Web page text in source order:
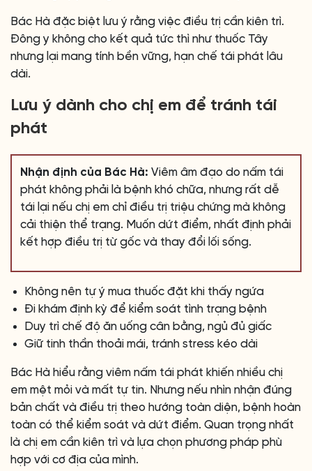
Bác Hà đặc biệt lưu ý rằng việc điều trị cần kiên trì.
Đông y không cho kết quả tức thì như thuốc Tây
nhưng lại mang tính bền vững, hạn chế tái phát lâu
dài.
Lưu ý dành cho chị em để tránh tái
phát
Nhận định của Bác Hà: Viêm âm đạo do nấm tái
phát không phải là bệnh khó chữa, nhưng rất dễ
tái lại nếu chị em chỉ điều trị triệu chứng mà không
cải thiện thể trạng. Muốn dứt điểm, nhất định phải
kết hợp điều trị từ gốc và thay đổi lối sống.
Không nên tự ý mua thuốc đặt khi thấy ngứa
Đi khám định kỳ để kiểm soát tình trạng bệnh
Duy trì chế độ ăn uống cân bằng, ngủ đủ giấc
Giữ tinh thần thoải mái, tránh stress kéo dài
Bác Hà hiểu rằng viêm nấm tái phát khiến nhiều chị
em mệt mỏi và mất tự tin. Nhưng nếu nhìn nhận đúng
bản chất và điều trị theo hướng toàn diện, bệnh hoàn
toàn có thể kiểm soát và dứt điểm. Quan trọng nhất
là chị em cần kiên trì và lựa chọn phương pháp phù
hợp với cơ địa của mình.